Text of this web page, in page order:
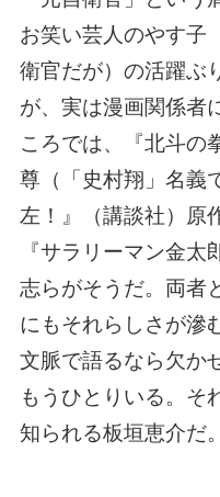
お笑い芸人のやす子
衛官だが）の活躍ぶ
が、実は漫画関係者
ころでは、『北斗の
尊（「史村翔」名義
左！』（講談社）原
『サラリーマン金
志らがそうだ。両者
にもそれらしさが
文脈で語るなら欠か
もうひとりいる。そ
知られる板垣恵介だ。